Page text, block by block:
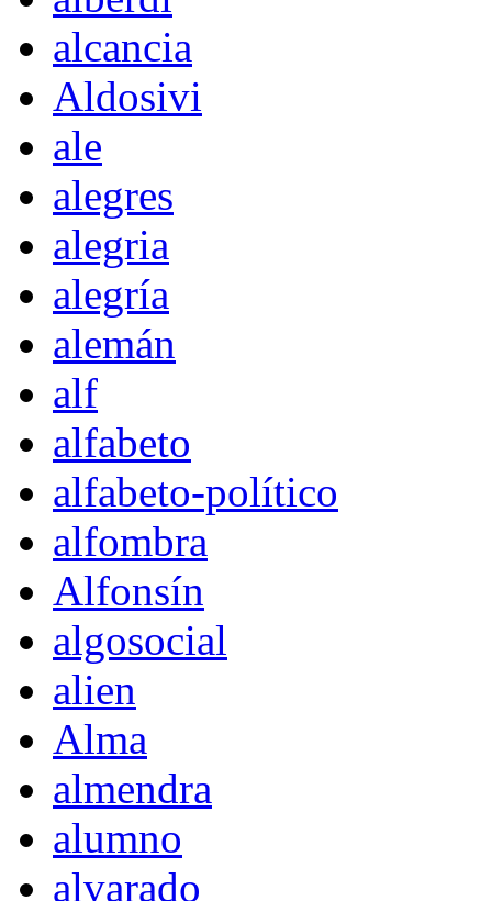
alcancia
Aldosivi
ale
alegres
alegria
alegría
alemán
alf
alfabeto
alfabeto-político
alfombra
Alfonsín
algosocial
alien
Alma
almendra
alumno
alvarado